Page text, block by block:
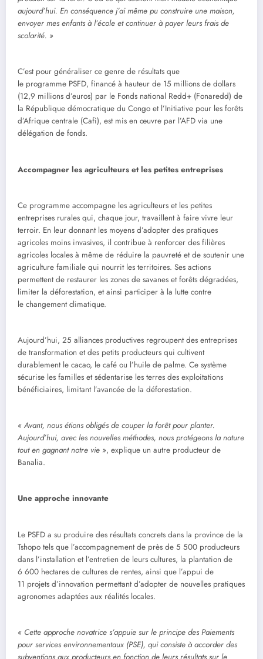
aujourd’hui. En conséquence j’ai même pu construire une maison,
envoyer mes enfants à l’école et continuer à payer leurs frais de
scolarité. »
C’est pour généraliser ce genre de résultats que
le programme PSFD, financé à hauteur de 15 millions de dollars
(12,9 millions d’euros) par le Fonds national Redd+ (Fonaredd) de
la République démocratique du Congo et l’Initiative pour les forêts
d’Afrique centrale (Cafi), est mis en œuvre par l’AFD via une
délégation de fonds.
Accompagner les agriculteurs et les petites entreprises
Ce programme accompagne les agriculteurs et les petites
entreprises rurales qui, chaque jour, travaillent à faire vivre leur
terroir. En leur donnant les moyens d’adopter des pratiques
agricoles moins invasives, il contribue à renforcer des filières
agricoles locales à même de réduire la pauvreté et de soutenir une
agriculture familiale qui nourrit les territoires. Ses actions
permettent de restaurer les zones de savanes et forêts dégradées,
limiter la déforestation, et ainsi participer à la lutte contre
le changement climatique.
Aujourd’hui, 25 alliances productives regroupent des entreprises
de transformation et des petits producteurs qui cultivent
durablement le cacao, le café ou l’huile de palme. Ce système
sécurise les familles et sédentarise les terres des exploitations
bénéficiaires, limitant l’avancée de la déforestation.
« Avant, nous étions obligés de couper la forêt pour planter.
Aujourd’hui, avec les nouvelles méthodes, nous protégeons la nature
tout en gagnant notre vie », explique un autre producteur de
Banalia.
Une approche innovante
Le PSFD a su produire des résultats concrets dans la province de la
Tshopo tels que l’accompagnement de près de 5 500 producteurs
dans l’installation et l’entretien de leurs cultures, la plantation de
6 600 hectares de cultures de rentes, ainsi que l’appui de
11 projets d’innovation permettant d’adopter de nouvelles pratiques
agronomes adaptées aux réalités locales.
« Cette approche novatrice s’appuie sur le principe des Paiements
pour services environnementaux (PSE), qui consiste à accorder des
subventions aux producteurs en fonction de leurs résultats sur le